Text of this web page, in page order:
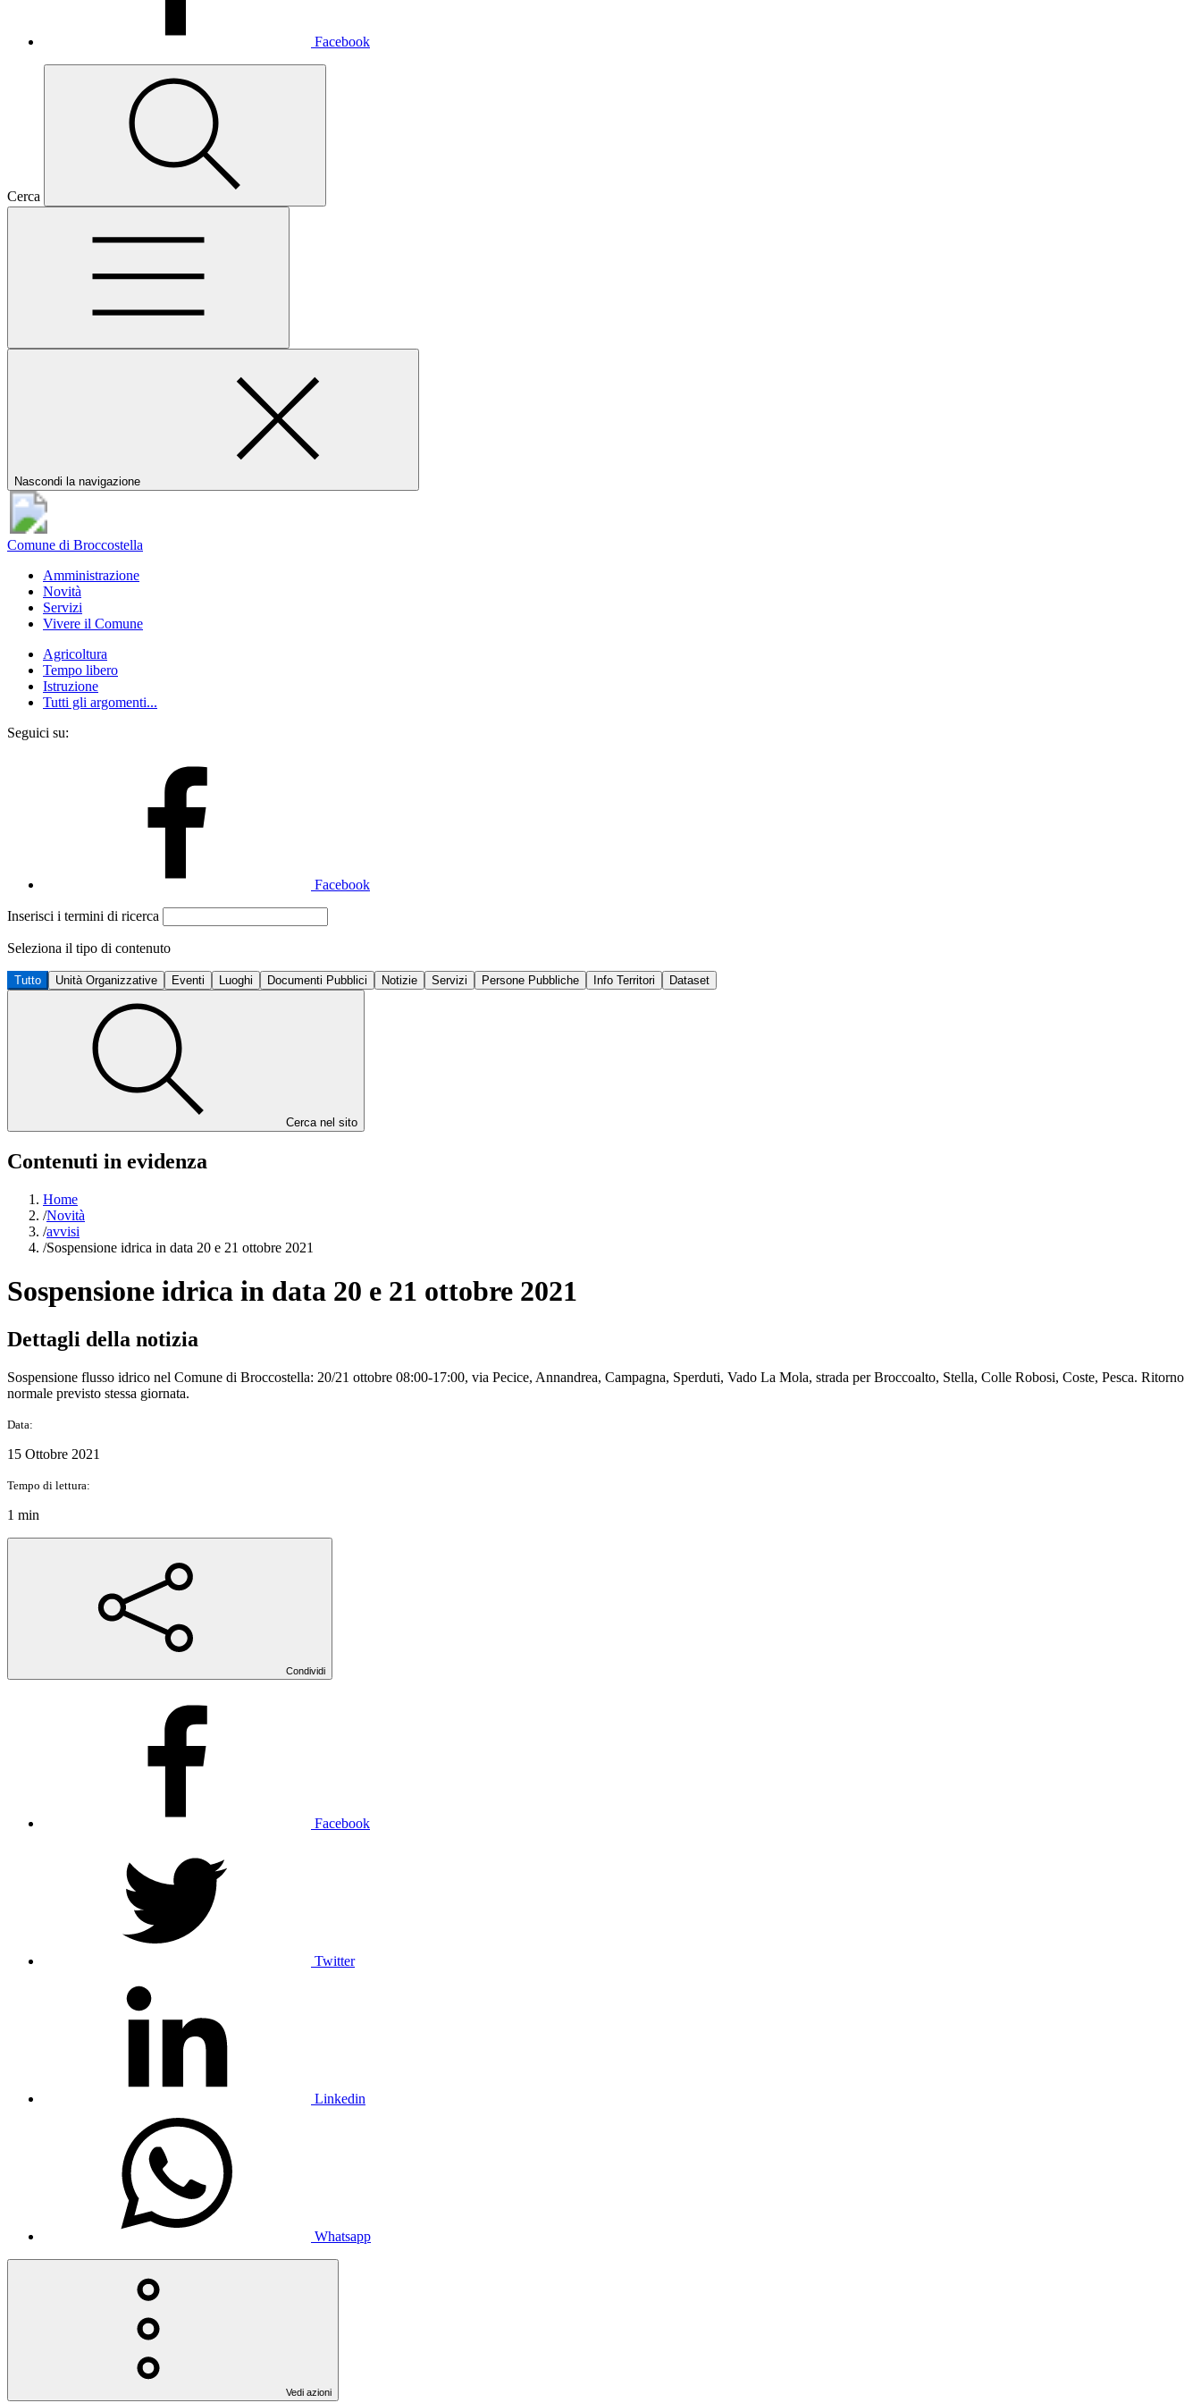
Facebook
Cerca
Nascondi la navigazione
Comune di Broccostella
Amministrazione
Novità
Servizi
Vivere il Comune
Agricoltura
Tempo libero
Istruzione
Tutti gli argomenti...
Seguici su:
Facebook
Inserisci i termini di ricerca
Seleziona il tipo di contenuto
Tutto Unità Organizzative Eventi Luoghi Documenti Pubblici Notizie Servizi Persone Pubbliche Info Territori Dataset
Cerca nel sito
Contenuti in evidenza
Home
/Novità
/avvisi
/Sospensione idrica in data 20 e 21 ottobre 2021
Sospensione idrica in data 20 e 21 ottobre 2021
Dettagli della notizia
Sospensione flusso idrico nel Comune di Broccostella: 20/21 ottobre 08:00-17:00, via Pecice, Annandrea, Campagna, Sperduti, Vado La Mola, strada per Broccoalto, Stella, Colle Robosi, Coste, Pesca. Ritorno
normale previsto stessa giornata.
Data:
15 Ottobre 2021
Tempo di lettura:
1 min
Condividi
Facebook
Twitter
Linkedin
Whatsapp
Vedi azioni